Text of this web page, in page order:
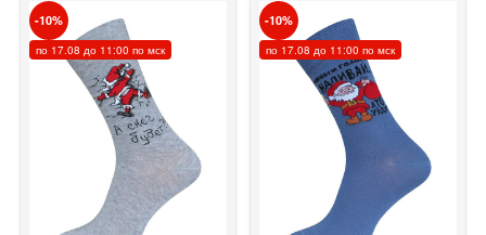
10
по 17.08 до 11:00 по мск
10
по 17.08 до 11:00 по мск